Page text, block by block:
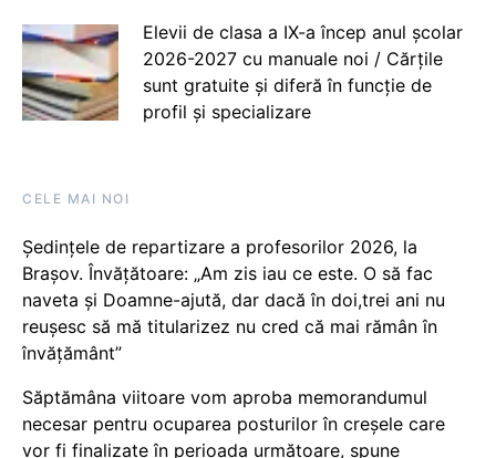
Elevii de clasa a IX-a încep anul școlar
2026-2027 cu manuale noi / Cărțile
sunt gratuite și diferă în funcție de
profil și specializare
CELE MAI NOI
Ședințele de repartizare a profesorilor 2026, la
Brașov. Învățătoare: „Am zis iau ce este. O să fac
naveta și Doamne-ajută, dar dacă în doi,trei ani nu
reușesc să mă titularizez nu cred că mai rămân în
învățământ”
Săptămâna viitoare vom aproba memorandumul
necesar pentru ocuparea posturilor în creșele care
vor fi finalizate în perioada următoare, spune